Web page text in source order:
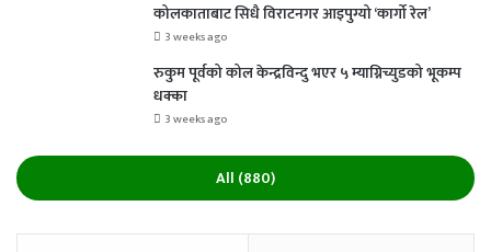
कोलकाताबाट सिधै विराटनगर आइपुग्यो ‘कार्गो रेल’
3 weeks ago
रुकुम पूर्वको कोल केन्द्रविन्दु भएर ५ म्याग्निच्युडको भूकम्प
धक्का
3 weeks ago
All (880)